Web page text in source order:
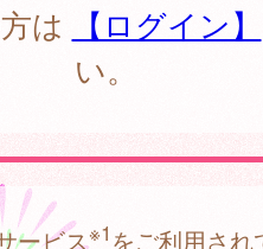
は 【ログイン】
い。
ービス※1 をご利用さ